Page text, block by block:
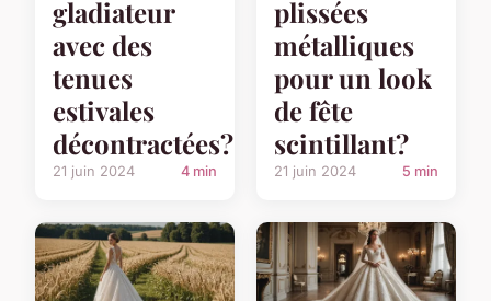
gladiateur
avec des
tenues
estivales
décontractées?
21 juin 2024 4 min
plissées
métalliques
pour un look
de fête
scintillant?
21 juin 2024 5 min